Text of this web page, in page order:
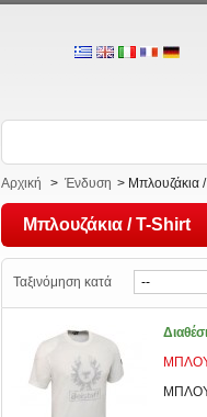
Αρχική > Ένδυση > Μπλουζάκια
Μπλουζάκια / T-Shirt
Ταξινόμηση κατά